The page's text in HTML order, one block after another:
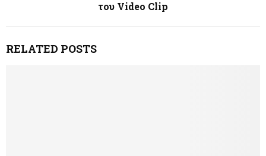
του Video Clip
RELATED POSTS